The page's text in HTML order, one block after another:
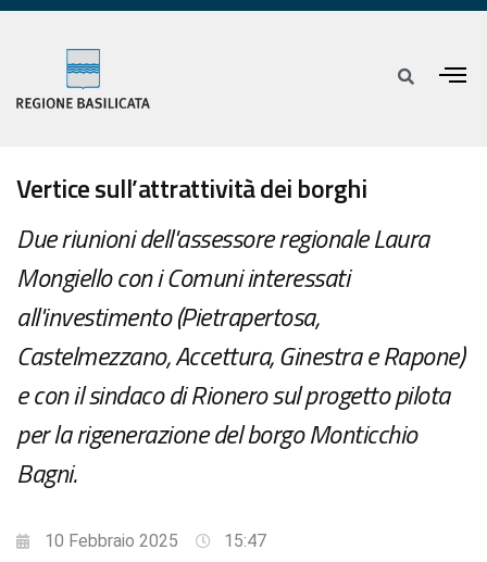
Vertice sull’attrattività dei borghi
Due riunioni dell'assessore regionale Laura
Mongiello con i Comuni interessati
all'investimento (Pietrapertosa,
Castelmezzano, Accettura, Ginestra e Rapone)
e con il sindaco di Rionero sul progetto pilota
per la rigenerazione del borgo Monticchio
Bagni.
10 Febbraio 2025
15:47